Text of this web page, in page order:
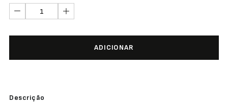
ADICIONAR
Descrição